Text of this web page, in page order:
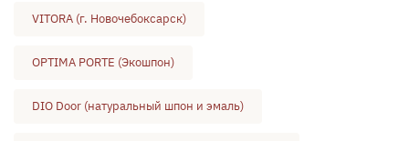
VITORA (г. Новочебоксарск)
OPTIMA PORTE (Экошпон)
DIO Door (натуральный шпон и эмаль)